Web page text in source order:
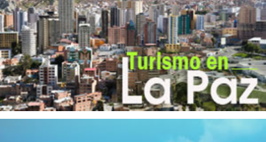
Hierro(2)
Implementos Metálicos(1)
Imprentas(14)
Industrias del Tabaco(1)
Industrias Manufactureras (3)
Instrumentos de Óptica(4)